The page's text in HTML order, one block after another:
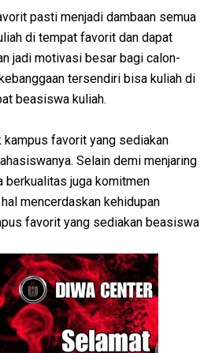
pasti menjadi dambaan semua
di tempat favorit dan dapat
jadi motivasi besar bagi calon-
tersendiri bisa kuliah di
beasiswa kuliah.
kampus favorit yang sediakan
Selain demi menjaring
berkualitas juga komitmen
mencerdaskan kehidupan
favorit yang sediakan beasiswa